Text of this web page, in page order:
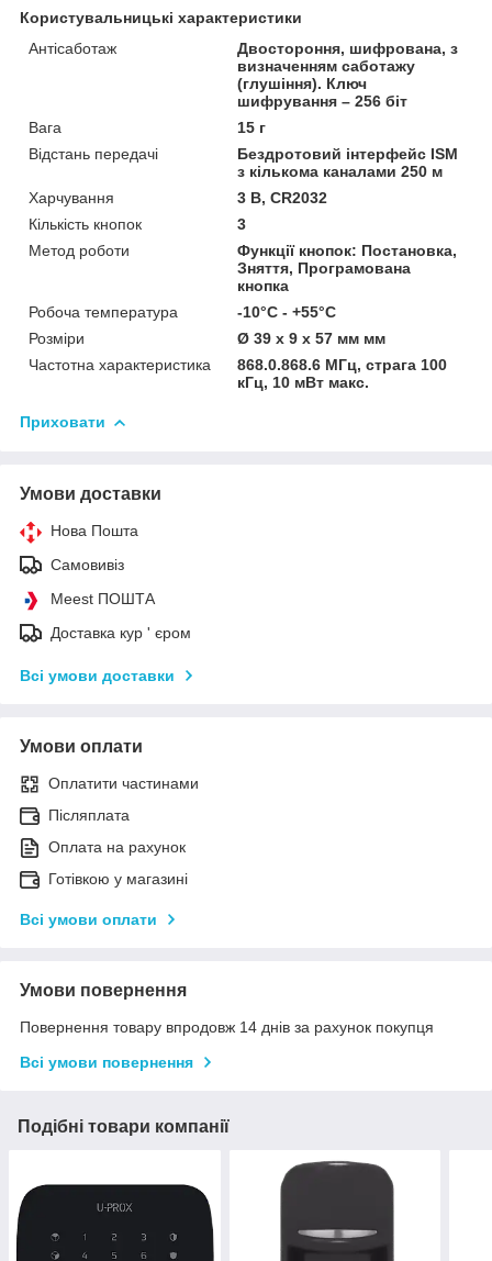
Користувальницькі характеристики
Антісаботаж
Двостороння, шифрована, з
визначенням саботажу
(глушіння). Ключ
шифрування – 256 біт
Вага
15 г
Відстань передачі
Бездротовий інтерфейс ISM
з кількома каналами 250 м
Харчування
3 В, CR2032
Кількість кнопок
3
Метод роботи
Функції кнопок: Постановка,
Зняття, Програмована
кнопка
Робоча температура
-10°C - +55°C
Розміри
Ø 39 x 9 x 57 мм мм
Частотна характеристика
868.0.868.6 МГц, страга 100
кГц, 10 мВт макс.
Приховати
Умови доставки
Нова Пошта
Самовивіз
Meest ПОШТА
Доставка кур ' єром
Всі умови доставки
Умови оплати
Оплатити частинами
Післяплата
Оплата на рахунок
Готівкою у магазині
Всі умови оплати
Умови повернення
Повернення товару впродовж 14 днів за рахунок покупця
Всі умови повернення
Подібні товари компанії